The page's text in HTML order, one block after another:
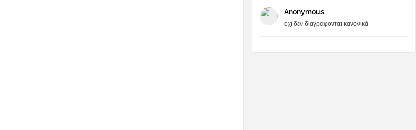
Anonymous
όχι δεν διαγράφονται κανονικά